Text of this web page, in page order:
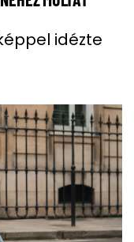
idézte